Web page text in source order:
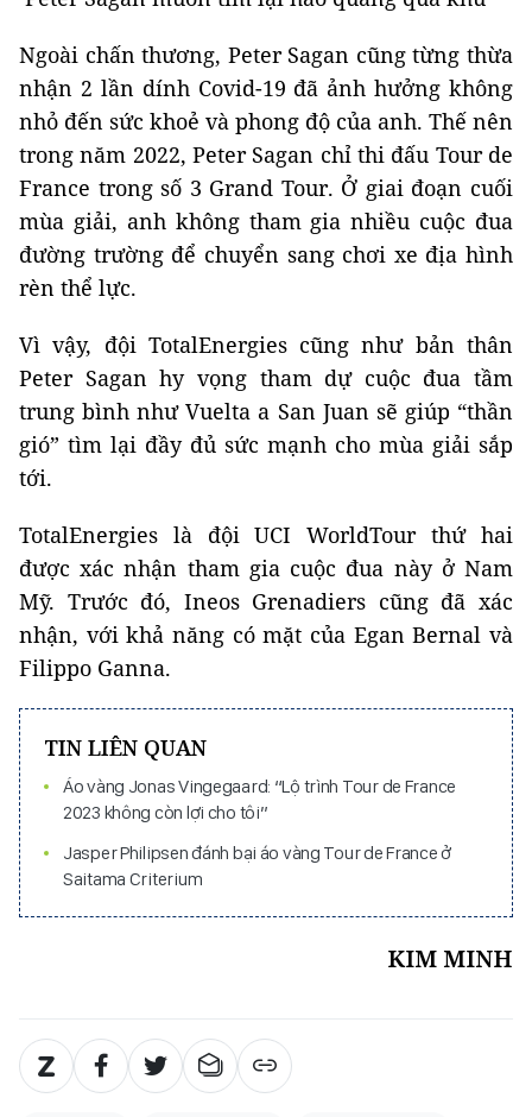
Ngoài chấn thương, Peter Sagan cũng từng thừa
nhận 2 lần dính Covid-19 đã ảnh hưởng không
nhỏ đến sức khoẻ và phong độ của anh. Thế nên
trong năm 2022, Peter Sagan chỉ thi đấu Tour de
France trong số 3 Grand Tour. Ở giai đoạn cuối
mùa giải, anh không tham gia nhiều cuộc đua
đường trường để chuyển sang chơi xe địa hình
rèn thể lực.
Vì vậy, đội TotalEnergies cũng như bản thân
Peter Sagan hy vọng tham dự cuộc đua tầm
trung bình như Vuelta a San Juan sẽ giúp “thần
gió” tìm lại đầy đủ sức mạnh cho mùa giải sắp
tới.
TotalEnergies là đội UCI WorldTour thứ hai
được xác nhận tham gia cuộc đua này ở Nam
Mỹ. Trước đó, Ineos Grenadiers cũng đã xác
nhận, với khả năng có mặt của Egan Bernal và
Filippo Ganna.
TIN LIÊN QUAN
Áo vàng Jonas Vingegaard: “Lộ trình Tour de France
2023 không còn lợi cho tôi”
Jasper Philipsen đánh bại áo vàng Tour de France ở
Saitama Criterium
KIM MINH